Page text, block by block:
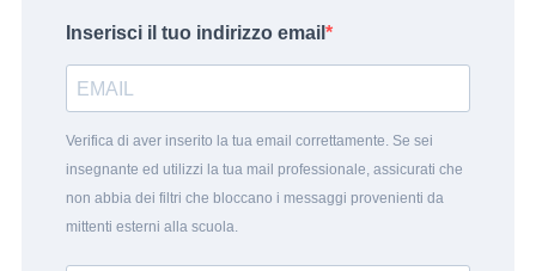
Inserisci il tuo indirizzo email
Verifica di aver inserito la tua email correttamente. Se sei
insegnante ed utilizzi la tua mail professionale, assicurati che
non abbia dei filtri che bloccano i messaggi provenienti da
mittenti esterni alla scuola.